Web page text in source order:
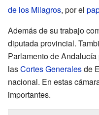
de los Milagros, por el
Además de su trabajo
diputada provincial.
Parlamento de
lasCortes Generalesde
nacional. En estas
importantes.